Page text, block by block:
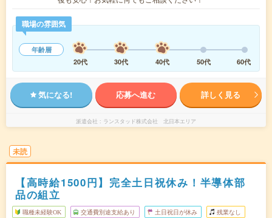
職場の雰囲気
年齢層
20代
30代 40代 50代 60代
気になる! 応募へ進む 詳しく見る
派遣会社 ランスタッド株式会社 北日本エリア
未読
【高時給1500円】完全土日祝休み！半導体部
品の組立
職種未経験OK 交通費別途支給あり 土日祝日が休み 残業なし